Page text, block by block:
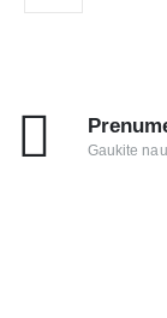
Gaukite